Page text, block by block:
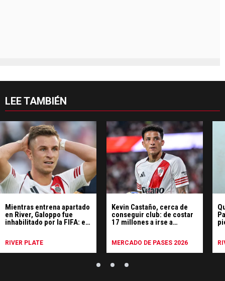
LEE TAMBIÉN
Mientras entrena apartado
en River, Galoppo fue
inhabilitado por la FIFA: el
RIVER PLATE
Kevin Castaño, cerca de
conseguir club: de costar
17 millones a irse a
MERCADO DE PASES 2026